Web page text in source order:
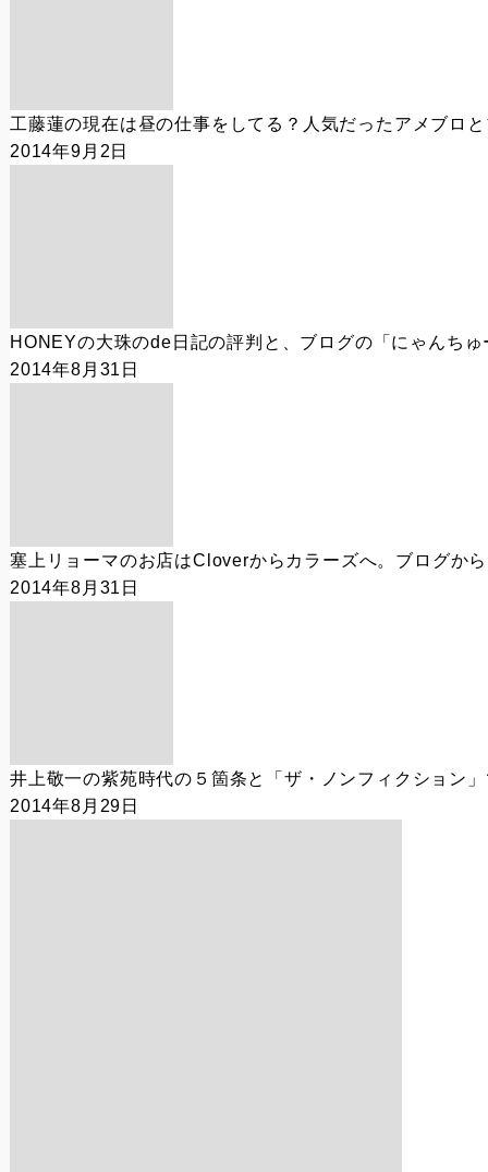
工藤蓮の現在は昼の仕事をしてる？人気だったアメブロ
2014年9月2日
HONEYの大珠のde日記の評判と、ブログの「にゃんちゅ
2014年8月31日
塞上リョーマのお店はCloverからカラーズへ。ブログか
2014年8月31日
井上敬一の紫苑時代の５箇条と「ザ・ノンフィクション
2014年8月29日